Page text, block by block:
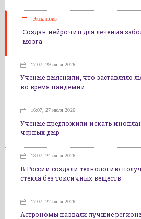
Эксклюзив
Создан нейрочип для лечения
мозга
17:07, 29 июля 2026
Ученые выяснили, что заставляло
во время пандемии
16:07, 27 июля 2026
Ученые предложили искать
черных дыр
18:07, 24 июля 2026
В России создали технологию
стекла без токсичных веществ
17:07, 22 июля 2026
Астрономы назвали лучшие